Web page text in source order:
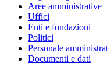
Aree amministrative
Uffici
Enti e fondazioni
Politici
Personale
Documenti e dati